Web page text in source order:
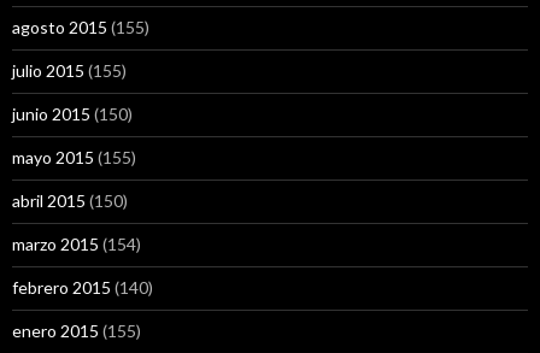
agosto 2015 (155)
julio 2015 (155)
junio 2015 (150)
mayo 2015 (155)
abril 2015 (150)
marzo 2015 (154)
febrero 2015 (140)
enero 2015 (155)